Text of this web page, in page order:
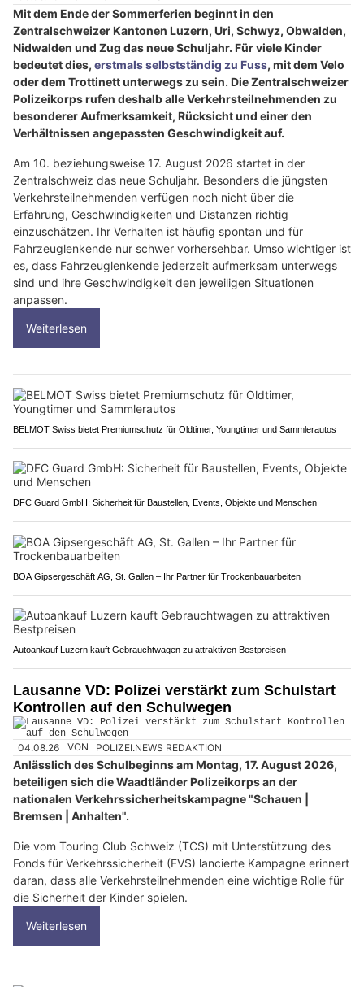
Mit dem Ende der Sommerferien beginnt in den
Zentralschweizer Kantonen Luzern, Uri, Schwyz, Obwalden,
Nidwalden und Zug das neue Schuljahr. Für viele Kinder
bedeutet dies, erstmals selbstständig zu Fuss, mit dem Velo
oder dem Trottinett unterwegs zu sein. Die Zentralschweizer
Polizeikorps rufen deshalb alle Verkehrsteilnehmenden zu
besonderer Aufmerksamkeit, Rücksicht und einer den
Verhältnissen angepassten Geschwindigkeit auf.
Am 10. beziehungsweise 17. August 2026 startet in der
Zentralschweiz das neue Schuljahr. Besonders die jüngsten
Verkehrsteilnehmenden verfügen noch nicht über die
Erfahrung, Geschwindigkeiten und Distanzen richtig
einzuschätzen. Ihr Verhalten ist häufig spontan und für
Fahrzeuglenkende nur schwer vorhersehbar. Umso wichtiger ist
es, dass Fahrzeuglenkende jederzeit aufmerksam unterwegs
sind und ihre Geschwindigkeit den jeweiligen Situationen
anpassen.
Weiterlesen
BELMOT Swiss bietet Premiumschutz für Oldtimer, Youngtimer und Sammlerautos
DFC Guard GmbH: Sicherheit für Baustellen, Events, Objekte und Menschen
BOA Gipsergeschäft AG, St. Gallen – Ihr Partner für Trockenbauarbeiten
Autoankauf Luzern kauft Gebrauchtwagen zu attraktiven Bestpreisen
Lausanne VD: Polizei verstärkt zum Schulstart
Kontrollen auf den Schulwegen
04.08.26 VON POLIZEI.NEWS REDAKTION
Anlässlich des Schulbeginns am Montag, 17. August 2026,
beteiligen sich die Waadtländer Polizeikorps an der
nationalen Verkehrssicherheitskampagne "Schauen |
Bremsen | Anhalten".
Die vom Touring Club Schweiz (TCS) mit Unterstützung des
Fonds für Verkehrssicherheit (FVS) lancierte Kampagne erinnert
daran, dass alle Verkehrsteilnehmenden eine wichtige Rolle für
die Sicherheit der Kinder spielen.
Weiterlesen